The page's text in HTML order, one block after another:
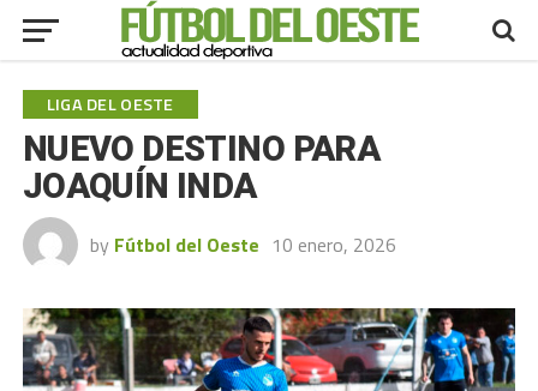
LIGA DEL OESTE
NUEVO DESTINO PARA
JOAQUÍN INDA
by Fútbol del Oeste 10 enero, 2026